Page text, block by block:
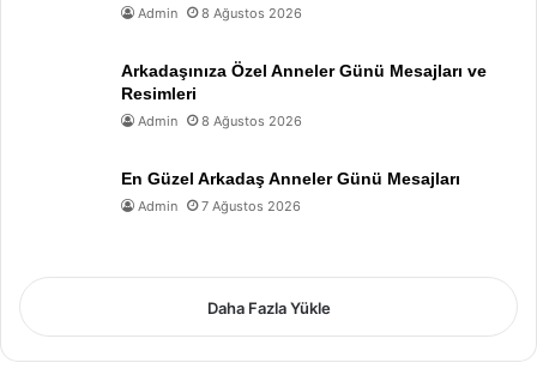
Admin 8 Ağustos 2026
Arkadaşınıza Özel Anneler Günü Mesajları ve
Resimleri
Admin 8 Ağustos 2026
En Güzel Arkadaş Anneler Günü Mesajları
Admin 7 Ağustos 2026
Daha Fazla Yükle